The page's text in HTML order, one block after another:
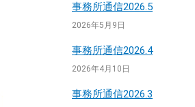
事務所通信2026.5
2026年5月9日
事務所通信2026.4
2026年4月10日
事務所通信2026.3